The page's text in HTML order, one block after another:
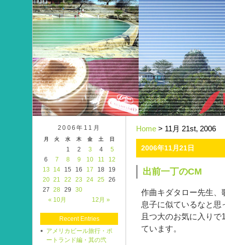
Home > 11月 21st, 2006
2006年11月21日
出前一丁のCM
作曲キダタロー先生、
息子に似ているなと
且つ大のお気に入り
ています。
2006年11月
月 火 水 木 金 土 日
« 10月 12月 »
1 2 3 4
5
6
7 8 9 10 11
12
13
14 15 16 17 18
19
20 21 22 23 24 25
26
27 28 29 30
Recent Entries
アメリカビール旅行・ポ
ートランド編・其の弐